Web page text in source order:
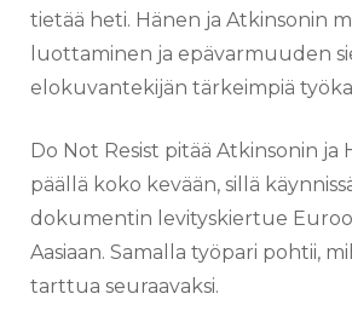
tietää heti. Hänen ja Atkinsonin
luottaminen ja epävarmuuden
elokuvantekijän tärkeimpiä
Do Not Resist pitää Atkinsonin ja
päällä koko kevään, sillä
dokumentin levityskiertue
Aasiaan. Samalla työpari pohtii,
tarttua seuraavaksi.